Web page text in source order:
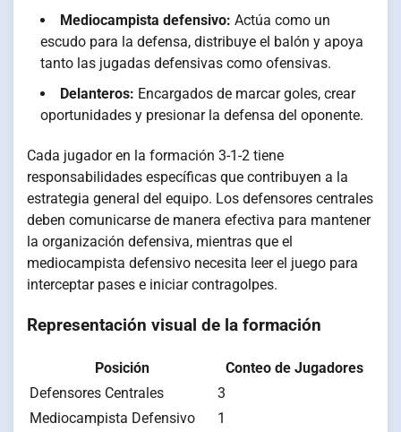
Mediocampista defensivo: Actúa como un
escudo para la defensa, distribuye el balón y apoya
tanto las jugadas defensivas como ofensivas.
Delanteros: Encargados de marcar goles, crear
oportunidades y presionar la defensa del oponente.
Cada jugador en la formación 3-1-2 tiene
responsabilidades específicas que contribuyen a la
estrategia general del equipo. Los defensores centrales
deben comunicarse de manera efectiva para mantener
la organización defensiva, mientras que el
mediocampista defensivo necesita leer el juego para
interceptar pases e iniciar contragolpes.
Representación visual de la formación
Posición
Conteo de Jugadores
Defensores Centrales
3
Mediocampista Defensivo
1